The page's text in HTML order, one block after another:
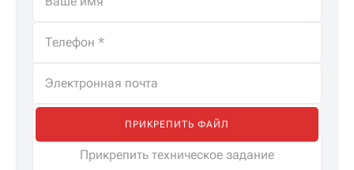
ПРИКРЕПИТЬ ФАЙЛ
Прикрепить техническое задание